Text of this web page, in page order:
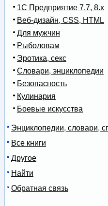
1С Предприятие 7.7, 8.x
Веб-дизайн, CSS, HTML
Для мужчин
Рыболовам
Эротика, секс
Словари, энциклопедии
Безопасность
Кулинария
Боевые искусства
Энциклопедии, словари,
Все книги
Другое
Найти
Обратная связь